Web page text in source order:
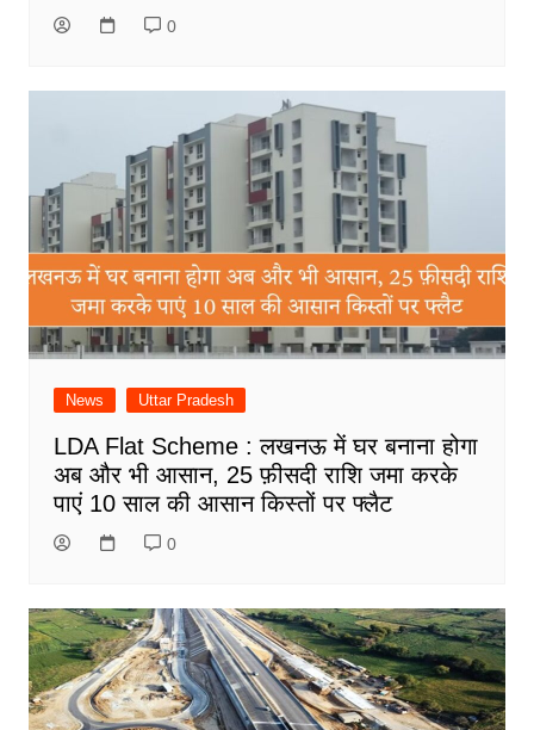
0
News Uttar Pradesh
LDA Flat Scheme : लखनऊ में घर बनाना होगा
अब और भी आसान, 25 फ़ीसदी राशि जमा करके
पाएं 10 साल की आसान किस्तों पर फ्लैट
0